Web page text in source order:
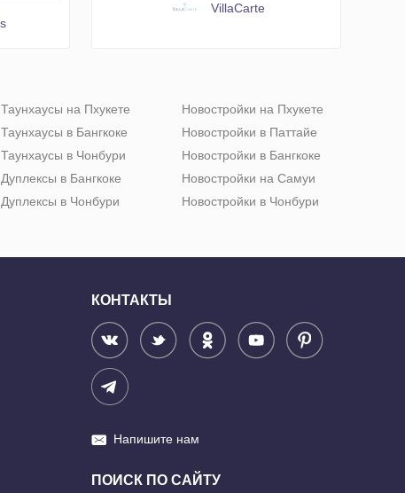
VillaСarte
Таунхаусы на Пхукете
Таунхаусы в Бангкоке
Таунхаусы в Чонбури
Дуплексы в Бангкоке
Дуплексы в Чонбури
Новостройки на Пхукете
Новостройки в Паттайе
Новостройки в Бангкоке
Новостройки на Самуи
Новостройки в Чонбури
КОНТАКТЫ
Напишите нам
ПОИСК ПО САЙТУ